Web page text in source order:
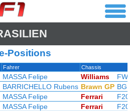
Positions
Fahrer Chassis
MASSA Felipe Williams
BARRICHELLO Rubens Brawn GP
MASSA Felipe Ferrari
MASSA Felipe Ferrari